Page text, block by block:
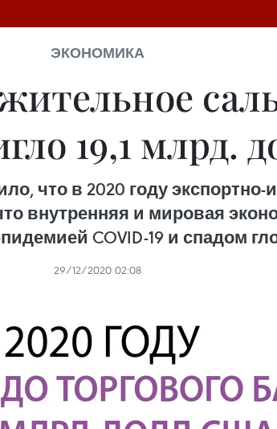
ЭКОНОМИКА
19,1 млрд.
что в 2020 году
внутренняя и мировая
COVID-19 и спадом
29/12/2020 02:08